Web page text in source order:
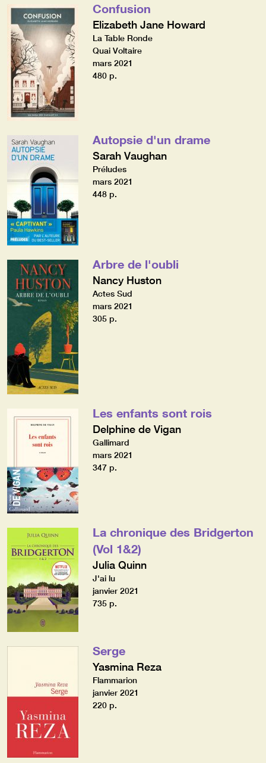
Confusion
Elizabeth Jane Howard
La Table Ronde
Quai Voltaire
mars 2021
480 p.
Autopsie d'un drame
Sarah Vaughan
Préludes
mars 2021
448 p.
Arbre de l'oubli
Nancy Huston
Actes Sud
mars 2021
305 p.
Les enfants sont rois
Delphine de Vigan
Gallimard
mars 2021
347 p.
La chronique des Bridgerton
(Vol 1&2)
Julia Quinn
J'ai lu
janvier 2021
735 p.
Serge
Yasmina Reza
Flammarion
janvier 2021
220 p.